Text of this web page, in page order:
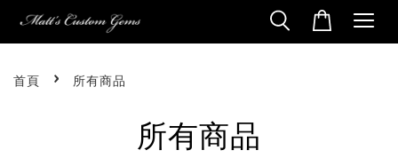
首頁 › 所有商品
所有商品